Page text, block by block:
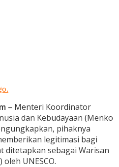
– Menteri Koordinator
dan Kebudayaan (Menko
pihaknya
legitimasi bagi
ditetapkan sebagai Warisan
UNESCO.